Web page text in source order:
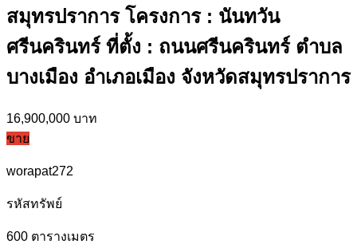
สมุทรปราการ โครงการ : นันทวัน
ศรีนครินทร์ ที่ตั้ง : ถนนศรีนครินทร์ ตำบล
บางเมือง อำเภอเมือง จังหวัดสมุทรปราการ
16,900,000 บาท
ขาย
worapat272
รหัสทรัพย์
600 ตารางเมตร